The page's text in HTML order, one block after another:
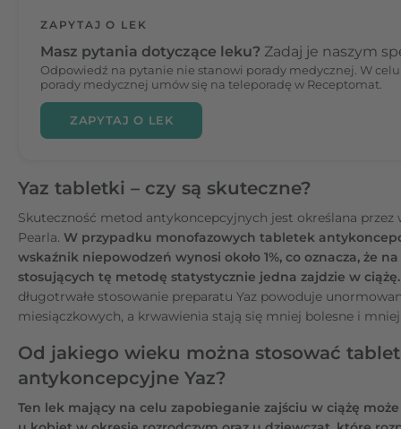
ZAPYTAJ O LEK
Masz pytania dotyczące leku? Zadaj je naszym
Odpowiedź na pytanie nie stanowi porady medycznej. W
porady medycznej umów się na teleporadę w Receptomat.
ZAPYTAJ O LEK
Yaz tabletki – czy są skuteczne?
Skuteczność metod antykoncepcyjnych jest określana przez
Pearla. W przypadku monofazowych tabletek
wskaźnik niepowodzeń wynosi około 1%, co oznacza, że
stosujących tę metodę statystycznie jedna zajdzie w ciążę.
długotrwałe stosowanie preparatu Yaz powoduje
miesiączkowych, a krwawienia stają się mniej bolesne i
Od jakiego wieku można stosować
antykoncepcyjne Yaz?
Ten lek mający na celu zapobieganie zajściu w ciążę